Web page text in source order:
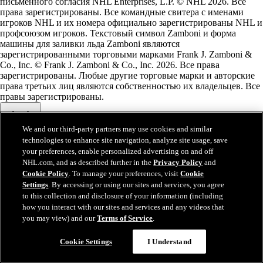
права зарегистрированы. Все командные свитера с именами
игроков NHL и их номера официально зарегистрированы NHL и
профсоюзом игроков. Текстовый символ Zamboni и форма
машины для заливки льда Zamboni являются
зарегистрированными торговыми марками Frank J. Zamboni &
Co., Inc. © Frank J. Zamboni & Co., Inc. 2026. Все права
зарегистрированы. Любые другие торговые марки и авторские
права третьих лиц являются собственностью их владельцев. Все
правы зарегистрированы.
Закрыть
We and our third-party partners may use cookies and similar
technologies to enhance site navigation, analyze site usage, save
your preferences, enable personalized advertising on and off
NHL.com, and as described further in thePrivacy Policy and
Cookie Policy. To manage your preferences, visitCookie
Settings. By accessing or using our sites and services, you agree
to this collection and disclosure of your information (including
how you interact with our sites and services and any videos that
you may view) and ourTerms of Service.
Cookie Settings I Understand